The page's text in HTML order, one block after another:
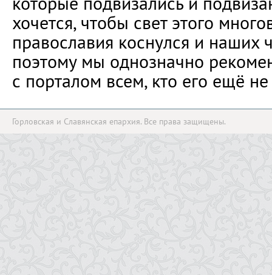
хочется, чтобы свет этого
православия коснулся и наших
поэтому мы однозначно
с порталом всем, кто его ещё не
Горловская и Славянская епархия. Все права защищены.